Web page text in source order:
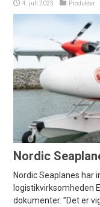
4. juli 2023 Produkter
Nordic
Nordic Seaplanes har
logistikvirksomheden
dokumenter. ”Det er